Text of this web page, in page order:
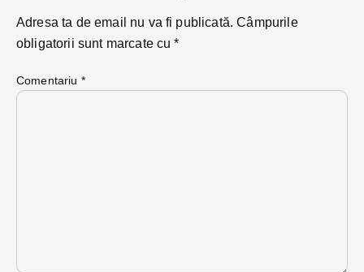
Adresa ta de email nu va fi publicată. Câmpurile
obligatorii sunt marcate cu*
Comentariu *